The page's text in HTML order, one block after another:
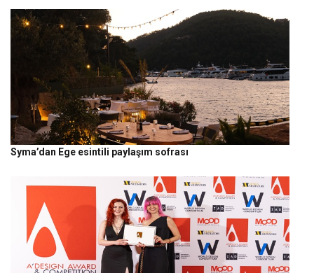
Syma’dan Ege esintili paylaşım sofrası